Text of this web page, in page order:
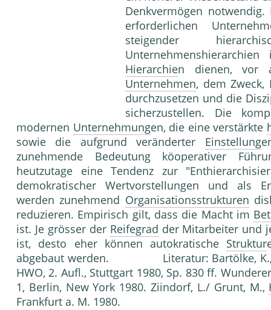
Denkvermögen
erforderlichen
steigender
Hierarchien dienen, vor
Unternehmen, dem Zweck,
durchzusetzen und die
sicherzustellen. Die
modernen Unternehmungen, die eine verstärkte
sowie die aufgrund veränderter Einstellung
zunehmende Bedeutung köoperativer
heutzutage eine Tendenz zur
demokratischer Wertvorstellungen und als
werden zunehmend Organisationsstrukturen
reduzieren. Empirisch gilt, dass die Macht im
ist. Je grösser der Reifegrad der Mitarbeiter und
ist, desto eher können autokratische Struktur
abgebaut werden. Literatur: Bartölke,
HWO, 2. Aufl., Stuttgart 1980, Sp. 830 ff.
1, Berlin, New York 1980. Ziindorf, L./ Grunt, M.,
Frankfurt a. M. 1980.